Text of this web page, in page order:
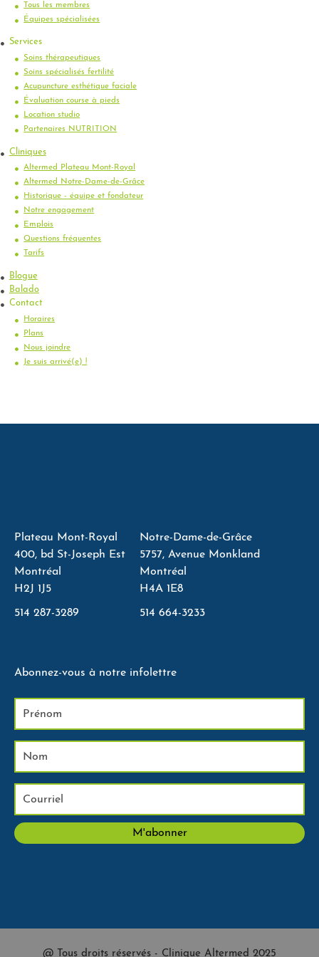
Tous les membres
Équipes spécialisées
Services
Soins thérapeutiques
Soins spécialisés fertilité
Acupuncture esthétique faciale
Évaluation course à pieds
Location studio
Partenaires NUTRITION
Cliniques
Altermed Plateau Mont-Royal
Altermed Notre-Dame-de-Grâce
Historique - équipe et fondateur
Notre engagement
Emplois
Questions fréquentes
Tarifs
Blogue
Balado
Contact
Horaires
Plans
Nous joindre
Je suis arrivé(e) !
Plateau Mont-Royal
400, bd St-Joseph Est
Montréal
H2J 1J5
514 287-3289
Notre-Dame-de-Grâce
5757, Avenue Monkland
Montréal
H4A 1E8
514 664-3233
Abonnez-vous à notre infolettre
@ Tous droits réservés - Clinique Altermed 2025